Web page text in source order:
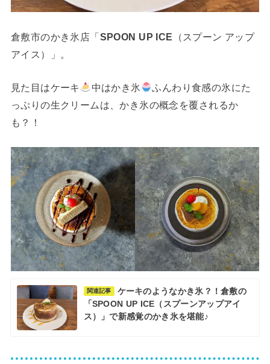
倉敷市のかき氷店「SPOON UP ICE （スプーン アップ
アイス）」。
見た目はケーキ 中はかき氷
ふんわり食感の氷にた
っぷりの生クリームは、かき氷の概念を覆されるか
も？！
関連記事
ケーキのようなかき氷？！倉敷の
「SPOON UP ICE（スプーンアップアイ
ス）」で新感覚のかき氷を堪能♪